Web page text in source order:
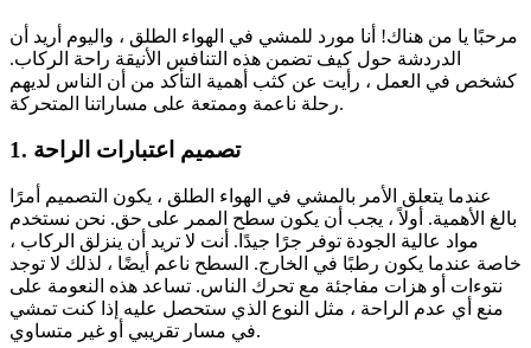
مرحبًا يا من هناك! أنا مورد للمشي في الهواء الطلق ، واليوم أريد أن
الدردشة حول كيف تضمن هذه التنافس الأنيقة راحة الركاب.
كشخص في العمل ، رأيت عن كثب أهمية التأكد من أن الناس لديهم
رحلة ناعمة وممتعة على مساراتنا المتحركة.
1. تصميم اعتبارات الراحة
عندما يتعلق الأمر بالمشي في الهواء الطلق ، يكون التصميم أمرًا
بالغ الأهمية. أولاً ، يجب أن يكون سطح الممر على حق. نحن نستخدم
مواد عالية الجودة توفر جرًا جيدًا. أنت لا تريد أن ينزلق الركاب ،
خاصة عندما يكون رطبًا في الخارج. السطح ناعم أيضًا ، لذلك لا توجد
نتوءات أو هزات مفاجئة مع تحرك الناس. تساعد هذه النعومة على
منع أي عدم الراحة ، مثل النوع الذي ستحصل عليه إذا كنت تمشي
في مسار تقريبي أو غير متساوي.